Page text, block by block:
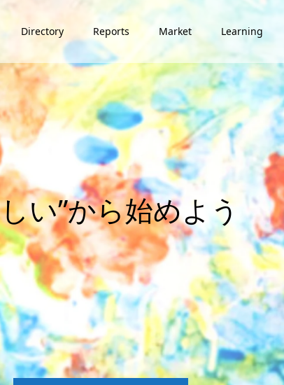
Directory Reports Market Learning
い”から始めよう。